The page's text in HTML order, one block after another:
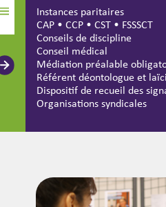
Instances paritaires
CAP • CCP • CST • FSSSCT
Conseils de discipline
Conseil médical
Médiation préalable
Référent déontologue et
Dispositif de recueil des
Organisations syndicales